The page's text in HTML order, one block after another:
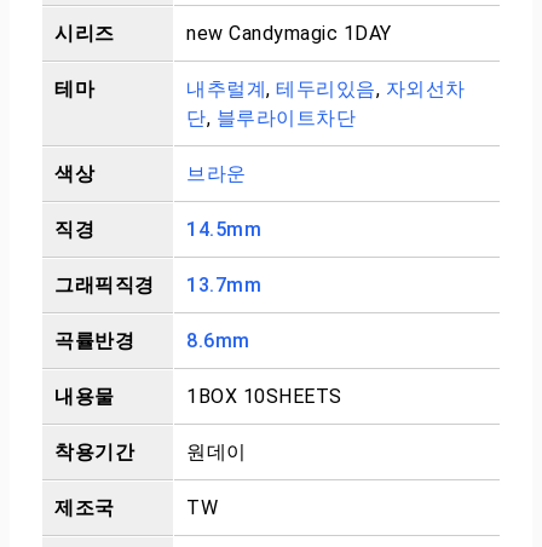
시리즈 new Candymagic 1DAY
테마 내추럴계, 테두리있음, 자외선차
단, 블루라이트차단
색상 브라운
직경 14.5mm
그래픽직경 13.7mm
곡률반경 8.6mm
내용물 1BOX 10SHEETS
착용기간 원데이
제조국 TW